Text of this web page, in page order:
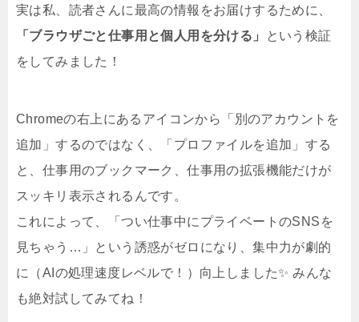
実は私、読者さんに最高の情報をお届けするために、
「ブラウザごと仕事用と個人用を分ける」
という検証
をしてみました！
Chromeの右上にあるアイコンから「別のアカウントを
追加」するのではなく、「プロファイルを追加」する
と、仕事用のブックマーク、仕事用の拡張機能だけが
スッキリ表示されるんです。
これによって、「つい仕事中にプライベートのSNSを
見ちゃう…」という誘惑がゼロになり、集中力が劇的
に（AIの処理速度レベルで！）向上しました✨ みんな
も絶対試してみてね！